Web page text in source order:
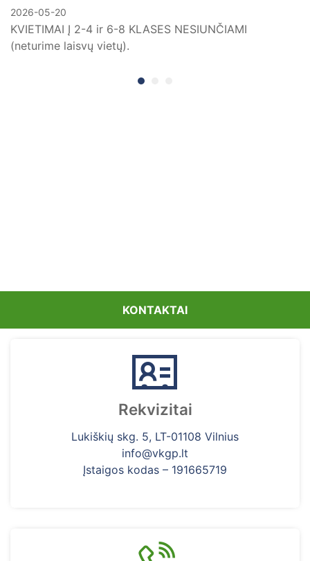
2026-05-20
KVIETIMAI Į 2-4 ir 6-8 KLASES NESIUNČIAMI
(neturime laisvų vietų).
KONTAKTAI
Rekvizitai
Lukiškių skg. 5, LT-01108 Vilnius
info@vkgp.lt
Įstaigos kodas – 191665719